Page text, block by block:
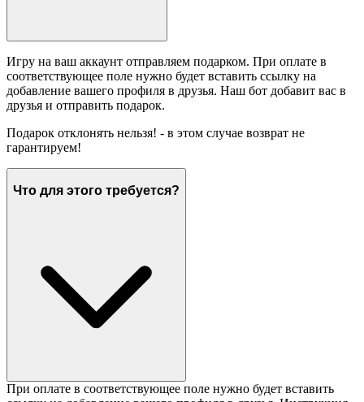
Игру на ваш аккаунт отправляем подарком. При оплате в
соответствующее поле нужно будет вставить ссылку на
добавление вашего профиля в друзья. Наш бот добавит вас в
друзья и отправить подарок.
Подарок отклонять нельзя! - в этом случае возврат не
гарантируем!
Что для этого требуется?
При оплате в соответствующее поле нужно будет вставить